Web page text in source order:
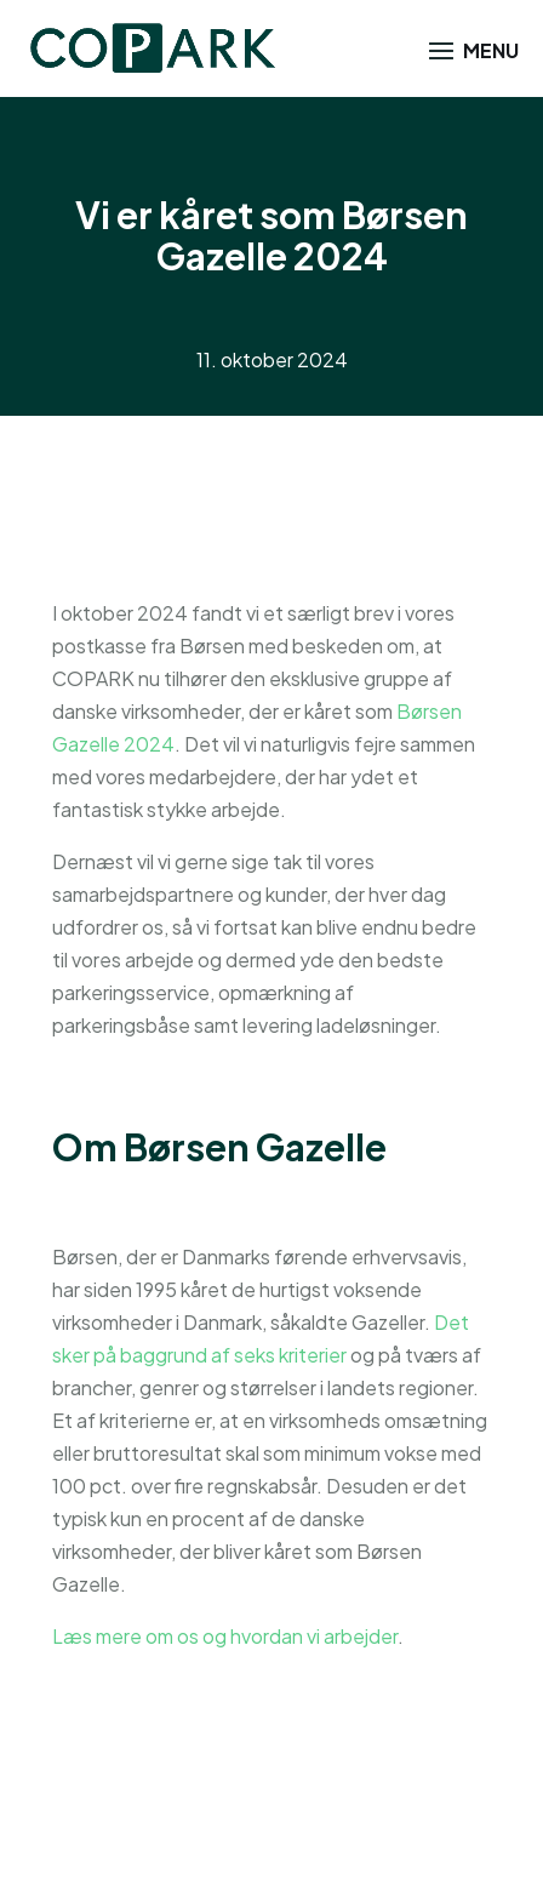
Vi er kåret som Børsen
Gazelle 2024
11. oktober 2024
I oktober 2024 fandt vi et særligt brev i vores
postkasse fra Børsen med beskeden om, at
COPARK nu tilhører den eksklusive gruppe af
danske virksomheder, der er kåret som Børsen
Gazelle 2024. Det vil vi naturligvis fejre sammen
med vores medarbejdere, der har ydet et
fantastisk stykke arbejde.
Dernæst vil vi gerne sige tak til vores
samarbejdspartnere og kunder, der hver dag
udfordrer os, så vi fortsat kan blive endnu bedre
til vores arbejde og dermed yde den bedste
parkeringsservice, opmærkning af
parkeringsbåse samt levering ladeløsninger.
Om Børsen Gazelle
Børsen, der er Danmarks førende erhvervsavis,
har siden 1995 kåret de hurtigst voksende
virksomheder i Danmark, såkaldte Gazeller. Det
sker på baggrund af seks kriterierog på tværs af
brancher, genrer og størrelser i landets regioner.
Et af kriterierne er, at en virksomheds omsætning
eller bruttoresultat skal som minimum vokse med
100 pct. over fire regnskabsår. Desuden er det
typisk kun en procent af de danske
virksomheder, der bliver kåret som Børsen
Gazelle.
Læs mere om os og hvordan vi arbejder.